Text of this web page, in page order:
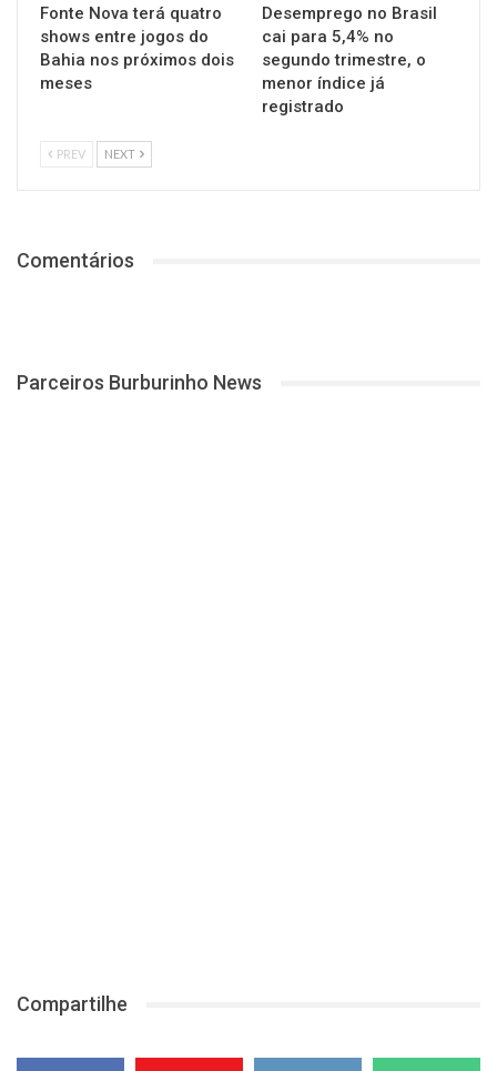
Fonte Nova terá quatro
shows entre jogos do
Bahia nos próximos dois
meses
Desemprego no Brasil
cai para 5,4% no
segundo trimestre, o
menor índice já
registrado
PREV NEXT
Comentários
Parceiros Burburinho News
Compartilhe